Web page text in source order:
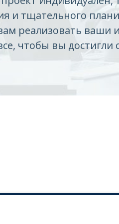
и тщательного
реализовать ваши
чтобы вы достигли